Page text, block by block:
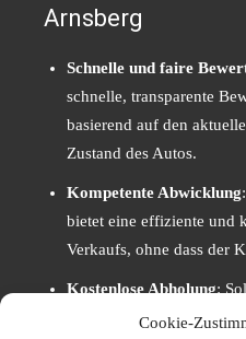
Cookie-
Arnsberg
Schnelle und faire
schnelle, transparente
basierend auf den
Zustand des Autos.
Kompetente Abwicklung:
bietet eine effiziente und
Verkaufs, ohne dass der
Kostenlose Abholung:
fahrbereit sein, wird es